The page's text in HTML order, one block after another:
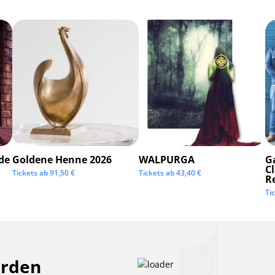
Goldene Henne 2026
Tickets ab91,50€
WALPURGA
Tickets ab43,40€